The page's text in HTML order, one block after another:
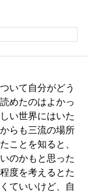
いて自分がどう
めたのはよかっ
い世界にはいた
らも三流の場所
ことを知ると、
のかもと思った
度を考えるとた
ていいけど、自